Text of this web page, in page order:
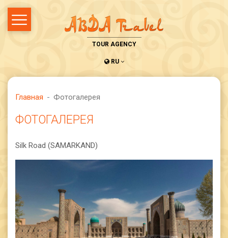
TOUR AGENCY
RU
Главная Фотогалерея
ФОТОГАЛЕРЕЯ
Silk Road (SAMARKAND)